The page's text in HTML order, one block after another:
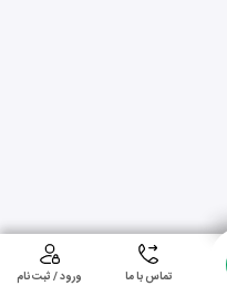
تماس با ما ورود / ثبت نام